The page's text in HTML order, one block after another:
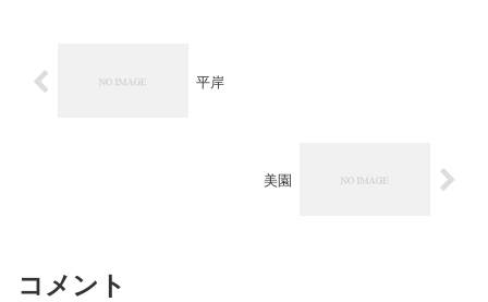
平岸
美園
コメント